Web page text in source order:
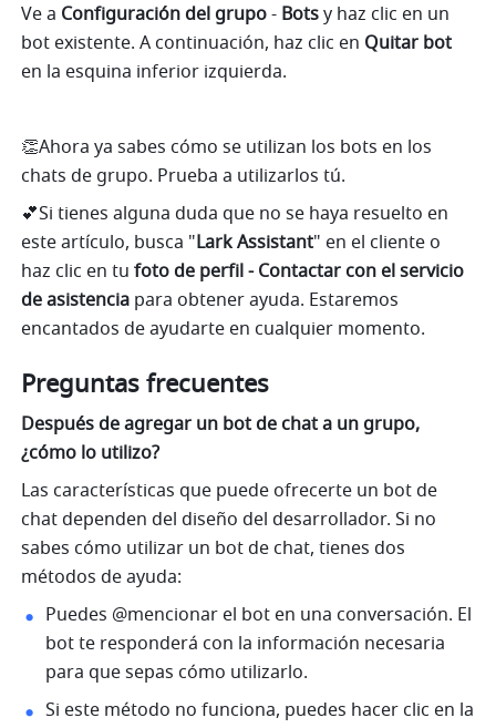
Ve a Configuración del grupo - Bots y haz clic en un
bot existente. A continuación, haz clic en Quitar bot
en la esquina inferior izquierda.
👏Ahora ya sabes cómo se utilizan los bots en los
chats de grupo. Prueba a utilizarlos tú.
💕Si tienes alguna duda que no se haya resuelto en
este artículo, busca "Lark Assistant" en el cliente o
haz clic en tu foto de perfil - Contactar con el servicio
de asistencia para obtener ayuda. Estaremos
encantados de ayudarte en cualquier momento.
Preguntas frecuentes
Después de agregar un bot de chat a un grupo,
¿cómo lo utilizo?
Las características que puede ofrecerte un bot de
chat dependen del diseño del desarrollador. Si no
sabes cómo utilizar un bot de chat, tienes dos
métodos de ayuda:
Puedes @mencionar el bot en una conversación. El
bot te responderá con la información necesaria
para que sepas cómo utilizarlo.
Si este método no funciona, puedes hacer clic en la